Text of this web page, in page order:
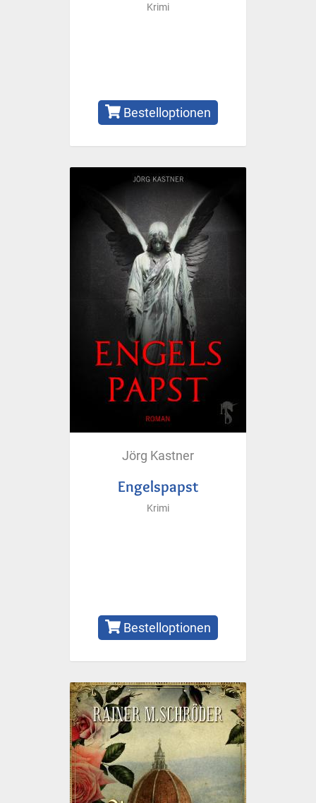
Krimi
Bestelloptionen
Jörg Kastner
Engelspapst
Krimi
Bestelloptionen